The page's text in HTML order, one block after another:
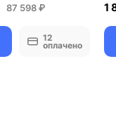
87 598 ₽
12
оплачено
1